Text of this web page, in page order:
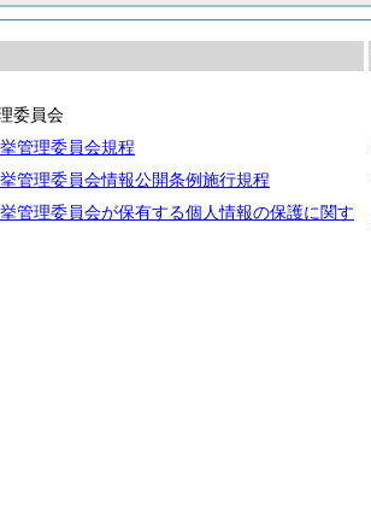
委員会
管理委員会規程
管理委員会情報公開条例施行規程
管理委員会が保有する個人情報の保護に関す